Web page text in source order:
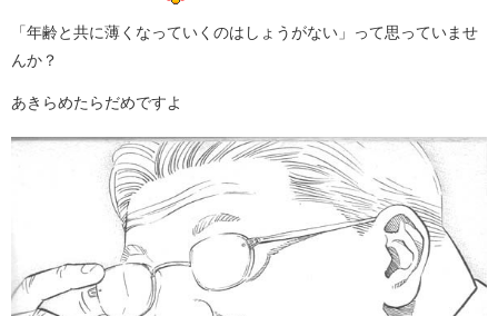
「年齢と共に薄くなっていくのはしょうがない」って思っていませ
んか？
あきらめたらだめですよ